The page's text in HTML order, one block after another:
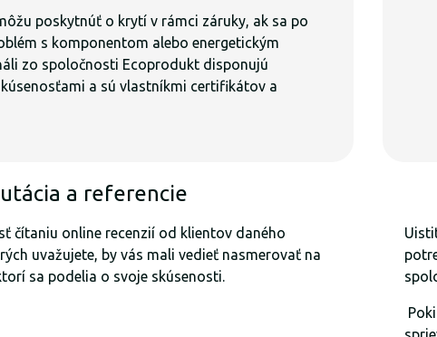
poskytnúť o krytí v rámci záruky, ak sa po
s komponentom alebo energetickým
zo spoločnosti Ecoprodukt disponujú
a sú vlastníkmi certifikátov a
a referencie
čítaniu online recenzií od klientov daného
uvažujete, by vás mali vedieť nasmerovať na
sa podelia o svoje skúsenosti.